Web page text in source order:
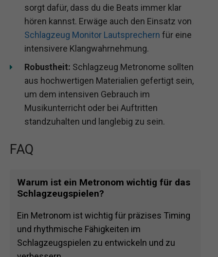
sorgt dafür, dass du die Beats immer klar
hören kannst. Erwäge auch den Einsatz von
Schlagzeug Monitor Lautsprechern für eine
intensivere Klangwahrnehmung.
Robustheit: Schlagzeug Metronome sollten
aus hochwertigen Materialien gefertigt sein,
um dem intensiven Gebrauch im
Musikunterricht oder bei Auftritten
standzuhalten und langlebig zu sein.
FAQ
Warum ist ein Metronom wichtig für das
Schlagzeugspielen?
Ein Metronom ist wichtig für präzises Timing
und rhythmische Fähigkeiten im
Schlagzeugspielen zu entwickeln und zu